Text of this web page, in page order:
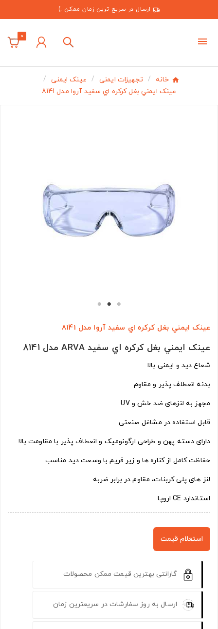
ارسال در سریع ترین زمان ممکن :)
0
خانه تجهیزات ایمنی
عینک ایمنی
عينک ايمني بغل کرکره اي سفيد آروا مدل 8141
عينک ايمني بغل کرکره اي سفيد آروا مدل 8141
عينک ايمني بغل کرکره اي سفيد ARVA مدل 8141
شعاع دید و ایمنی بالا
بدنه انعطلف پذیر و مقاوم
مجهز به لنزهای ضد خش و UV
قابل استفاده در مشاغل صنعتی
دارای دسته پهن و طراحی ارگونومیک و انعطاف پذیر با مقاومت بالا
حفاظت کامل از کناره ها و زیر فریم با وسعت دید مناسب
لنز های پلی کربنات، مقاوم در برابر ضربه
استاندارد CE اروپا
استعلام قیمت
گارانتی بهترین قیمت ممکن محصولات
ارسال به روز سفارشات در سریعترین زمان